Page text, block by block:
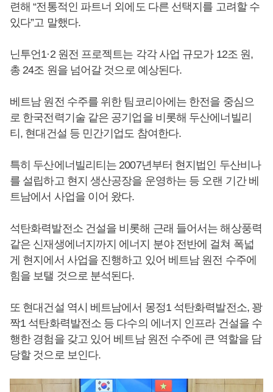
련해 “전통적인 파트너 외에도 다른 선택지를 고려할 수
있다”고 말했다.
닌투언1·2 원전 프로젝트는 각각 사업 규모가 12조 원,
총 24조 원을 넘어갈 것으로 예상된다.
베트남 원전 수주를 위한 팀코리아에는 한전을 중심으
로 한국전력기술 같은 공기업을 비롯해 두산에너빌리
티, 현대건설 등 민간기업도 참여한다.
특히 두산에너빌리티는 2007년부터 현지법인 두산비나
를 설립하고 현지 생산공장을 운영하는 등 오랜 기간 베
트남에서 사업을 이어 왔다.
석탄화력발전소 건설을 비롯해 근래 들어서는 해상풍력
같은 신재생에너지까지 에너지 분야 전반에 걸쳐 폭넓
게 현지에서 사업을 진행하고 있어 베트남 원전 수주에
힘을 보탤 것으로 분석된다.
또 현대건설 역시 베트남에서 몽정1 석탄화력발전소, 꽝
짝1 석탄화력발전소 등 다수의 에너지 인프라 건설을 수
행한 경험을 갖고 있어 베트남 원전 수주에 큰 역할을 담
당할 것으로 보인다.